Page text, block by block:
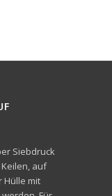
Siebdruck
auf
Hülle mit